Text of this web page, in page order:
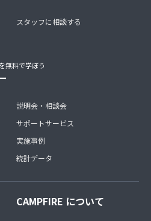
スタッフに相談する
無料で学ぼう
説明会・相談会
サポートサービス
実施事例
統計データ
CAMPFIRE について